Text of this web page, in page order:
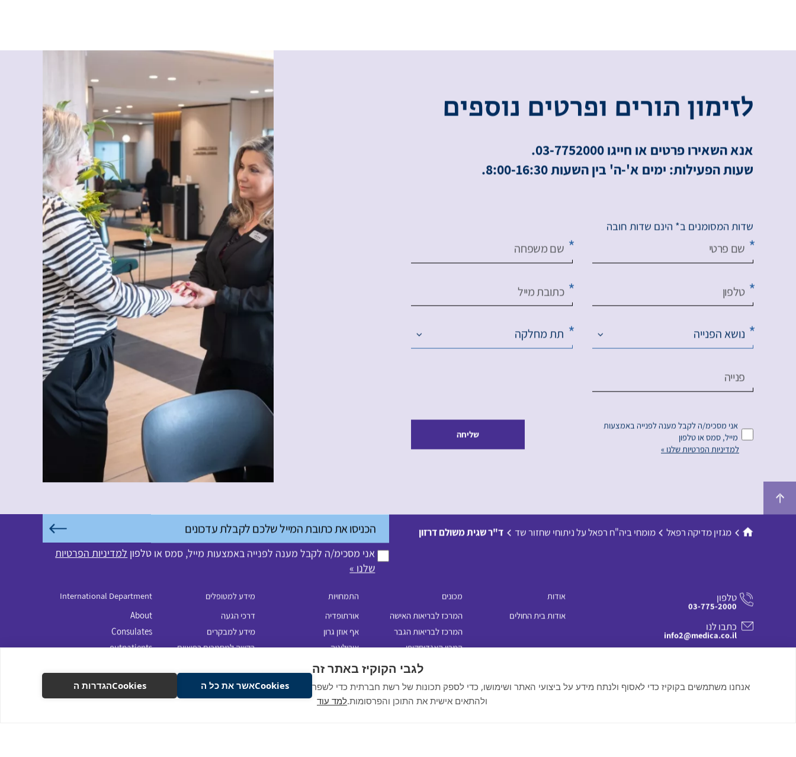
לגבי הקוקיז באתר זה
אנחנו משתמשים בקוקיז כדי לאסוף ולנתח מידע על ביצועי האתר ושימושו, כדי לספק תכונות של רשת חברתית כדי לשפר
ולהתאים אישית את התוכן והפרסומות.למד עוד
Cookiesאשר את כל ה Cookiesהגדרות ה
לזימו ן תורים ופרטים נוספים
אנא השאירו פרטים או חייגו 03-7752000.
שעות הפעילות: ימים א'-ה' בין השעות 8:00-16:30.
שדות המסומנים ב* הינם שדות חובה
שם פרטי שם משפחה
טלפון כתובת מייל
נושא הפנייה תת מחלקה
פנייה
אני מסכימ/ה לקבל מענה לפנייה באמצעות
מייל, סמס או טלפון
למדיניות הפרטיות שלנו »
שליחה
אני מסכימ/ה לקבל מענה לפנייה באמצעות מייל, סמס או טלפוןלמדיניות הפרטיות
שלנו »
מגזין מדיקה רפאל מומחי ביה"ח רפאל על ניתוחי שחזור שד ד"ר שגית משולם דרזון
טלפון
03-775-2000
כתבו לנו
info2@medica.co.il
אודות
אודות בית החולים
מכונים
המרכז לבריאות האישה
המרכז לבריאות הגבר
המכון האנדוסקופי
התמחויות
אורתופדיה
אף אוזן גרון
אורולוגיה
כירורגיה כללית
עיניים
פלסטיקה
מידע למטופלים
דרכי הגעה
מידע למבקרים
בקשה למסמכים רפואיים
International Department
About
Consulates
outpatients